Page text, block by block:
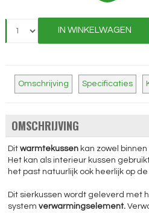
IN WINKELWAGEN
Omschrijving Specificaties
OMSCHRIJVING
Ditwarmtekussen kan zowel
Het kan als interieur kussen
het past natuurlijk ook heerlijk op
Dit sierkussen wordt geleverd met
systemverwarmingselement.